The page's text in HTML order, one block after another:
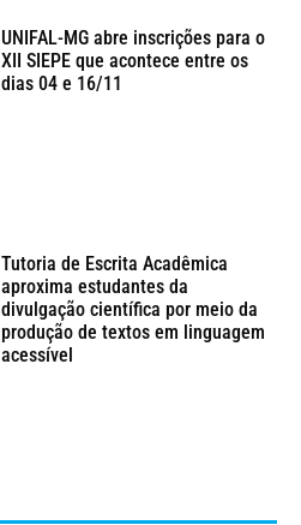
UNIFAL-MG abre inscrições para o
XII SIEPE que acontece entre os
dias 04 e 16/11
Tutoria de Escrita Acadêmica
aproxima estudantes da
divulgação científica por meio da
produção de textos em linguagem
acessível